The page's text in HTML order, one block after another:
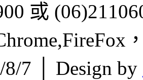
或
8/7 │ Design by